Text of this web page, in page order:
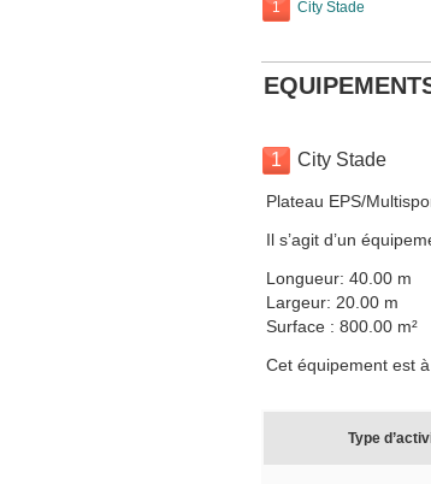
1 City Stade
1 City Stade
Plateau EPS/
Il s’agit d’un
Longueur: 40.00 m
Largeur: 20.00 m
Surface : 800.00 m²
Cet équipement est
Type